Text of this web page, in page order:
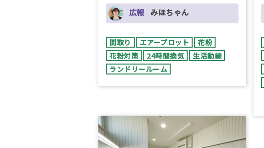
広報 みほちゃん
間取り エアープロット
花粉
花粉対策
24時間換気
生活動線
ランドリールーム